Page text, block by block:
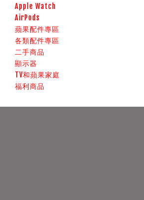
Apple Watch
AirPods
蘋果配件專區
各類配件專區
二手商品
顯示器
TV和蘋果家庭
福利商品